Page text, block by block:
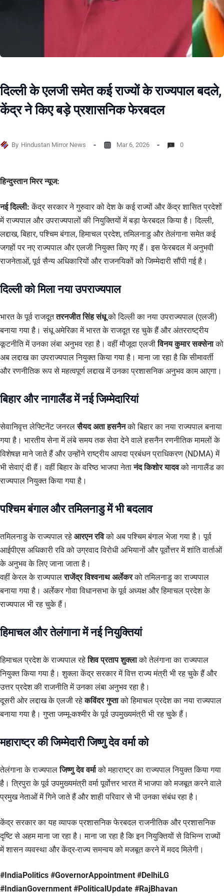
दिल्ली के एलजी समेत कई राज्यों के राज्यपाल बदले,
केंद्र ने किए बड़े प्रशासनिक फेरबदल
By Hindustan Mirror News Mar 6, 2026 0
हिन्दुस्तान मिरर न्यूज:
नई दिल्ली: केंद्र सरकार ने गुरुवार को देश के कई राज्यों और केंद्र शासित प्रदेशों
में राज्यपाल और उपराज्यपालों की नियुक्तियों में बड़ा फेरबदल किया है। दिल्ली,
लद्दाख, बिहार, पश्चिम बंगाल, हिमाचल प्रदेश, तमिलनाडु और तेलंगाना समेत कई
जगहों पर नए राज्यपाल और एलजी नियुक्त किए गए हैं। इस फेरबदल में अनुभवी
राजनेताओं, पूर्व सैन्य अधिकारियों और राजनयिकों को जिम्मेदारी सौंपी गई है।
दिल्ली को मिला नया उपराज्यपाल
भारत के पूर्व राजदूततरनजीत सिंह संधूको दिल्ली का नया उपराज्यपाल (एलजी)
बनाया गया है। संधू अमेरिका में भारत के राजदूत रह चुके हैं और अंतरराष्ट्रीय
कूटनीति में उनका लंबा अनुभव रहा है। वहीं मौजूदा एलजीविनय कुमार सक्सेनाको
अब लद्दाख का उपराज्यपाल नियुक्त किया गया है। माना जा रहा है कि सीमावर्ती
और रणनीतिक रूप से महत्वपूर्ण लद्दाख में उनका प्रशासनिक अनुभव काम आएगा।
बिहार और नागालैंड में नई जिम्मेदारियां
सेवानिवृत्त लेफ्टिनेंट जनरलसैयद अता हसनैनको बिहार का नया राज्यपाल बनाया
गया है। भारतीय सेना में लंबे समय तक सेवा देने वाले हसनैन रणनीतिक मामलों के
विशेषज्ञ माने जाते हैं और उन्होंने राष्ट्रीय आपदा प्रबंधन प्राधिकरण (NDMA) में
भी सेवाएं दी हैं। वहीं बिहार के वरिष्ठ भाजपा नेतानंद किशोर यादवको नागालैंड का
राज्यपाल नियुक्त किया गया है।
पश्चिम बंगाल और तमिलनाडु में भी बदलाव
तमिलनाडु के राज्यपाल रहे आरएन रविको अब पश्चिम बंगाल भेजा गया है। पूर्व
आईपीएस अधिकारी रवि को उग्रवाद विरोधी अभियानों और पूर्वोत्तर में शांति वार्ताओं
के अनुभव के लिए जाना जाता है।
वहीं केरल के राज्यपालराजेंद्र विश्वनाथ अर्लेकरको तमिलनाडु का राज्यपाल
बनाया गया है। अर्लेकर गोवा विधानसभा के पूर्व अध्यक्ष और हिमाचल प्रदेश के
राज्यपाल भी रह चुके हैं।
हिमाचल और तेलंगाना में नई नियुक्तियां
हिमाचल प्रदेश के राज्यपाल रहेशिव प्रताप शुक्लाको तेलंगाना का राज्यपाल
नियुक्त किया गया है। शुक्ला केंद्र सरकार में वित्त राज्य मंत्री भी रह चुके हैं और
उत्तर प्रदेश की राजनीति में उनका लंबा अनुभव रहा है।
दूसरी ओर लद्दाख के एलजी रहेकविंदर गुप्ताको हिमाचल प्रदेश का नया राज्यपाल
बनाया गया है। गुप्ता जम्मू-कश्मीर के पूर्व उपमुख्यमंत्री भी रह चुके हैं।
महाराष्ट्र की जिम्मेदारी जिष्णु देव वर्मा को
तेलंगाना के राज्यपालजिष्णु देव वर्माको महाराष्ट्र का राज्यपाल नियुक्त किया गया
है। त्रिपुरा के पूर्व उपमुख्यमंत्री वर्मा पूर्वोत्तर भारत में भाजपा को मजबूत करने वाले
प्रमुख नेताओं में गिने जाते हैं और शाही परिवार से भी उनका संबंध रहा है।
केंद्र सरकार का यह व्यापक प्रशासनिक फेरबदल राजनीतिक और प्रशासनिक
दृष्टि से अहम माना जा रहा है। माना जा रहा है कि इन नियुक्तियों से विभिन्न राज्यों
में शासन व्यवस्था और केंद्र-राज्य समन्वय को मजबूत करने में मदद मिलेगी।
#IndiaPolitics #GovernorAppointment #DelhiLG
#IndianGovernment #PoliticalUpdate #RajBhavan